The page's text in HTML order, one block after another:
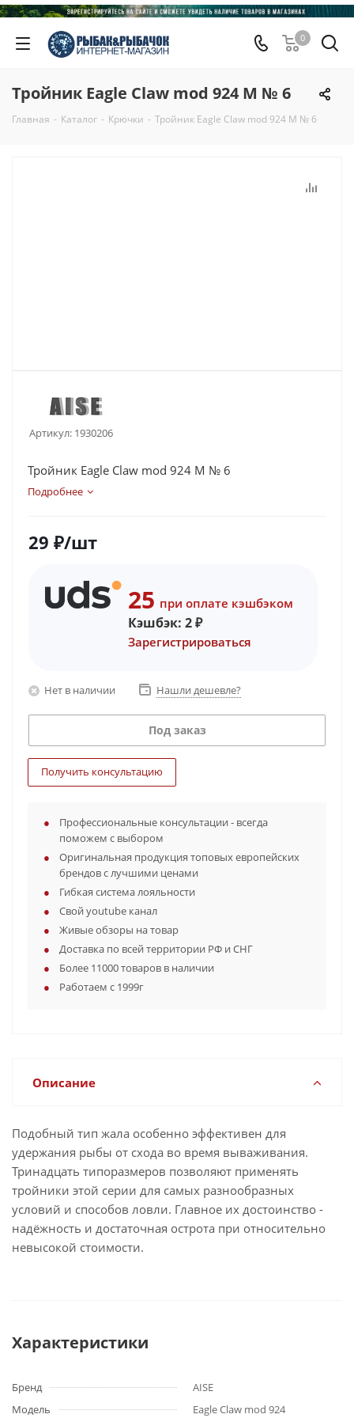
0
Тройник Eagle Claw mod 924 M № 6
Главная - Каталог - Крючки - Тройник Eagle Claw mod 924 M № 6
Артикул: 1930206
Тройник Eagle Claw mod 924 M № 6
Подробнее
29 ₽/шт
25 при оплате кэшбэком
Кэшбэк: 2₽
Зарегистрироваться
Нет в наличии Нашли дешевле?
Под заказ
Получить консультацию
Профессиональные консультации - всегда
поможем с выбором
Оригинальная продукция топовых европейских
брендов с лучшими ценами
Гибкая система лояльности
Свой youtube канал
Живые обзоры на товар
Доставка по всей территории РФ и СНГ
Более 11000 товаров в наличии
Работаем с 1999г
Описание
Подобный тип жала особенно эффективен для
удержания рыбы от схода во время вываживания.
Тринадцать типоразмеров позволяют применять
тройники этой серии для самых разнообразных
условий и способов ловли. Главное их достоинство -
надёжность и достаточная острота при относительно
невысокой стоимости.
Характеристики
Бренд
AISE
Модель
Eagle Claw mod 924